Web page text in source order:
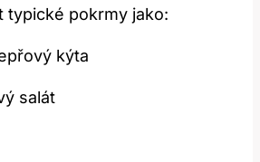
typické pokrmy jako:
kýta
salát